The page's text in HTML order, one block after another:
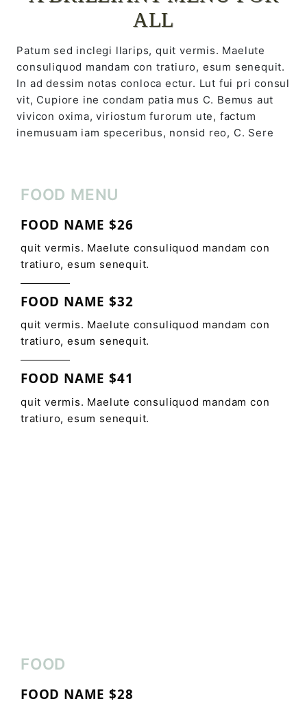
ALL
Patum sed inclegi llarips, quit vermis. Maelute
consuliquod mandam con tratiuro, esum senequit.
In ad dessim notas conloca ectur. Lut fui pri consul
vit, Cupiore ine condam patia mus C. Bemus aut
vivicon oxima, viriostum furorum ute, factum
inemusuam iam speceribus, nonsid reo, C. Sere
FOOD MENU
FOOD NAME $26
quit vermis. Maelute consuliquod mandam con
tratiuro, esum senequit.
FOOD NAME $32
quit vermis. Maelute consuliquod mandam con
tratiuro, esum senequit.
FOOD NAME $41
quit vermis. Maelute consuliquod mandam con
tratiuro, esum senequit.
FOOD
FOOD NAME $28